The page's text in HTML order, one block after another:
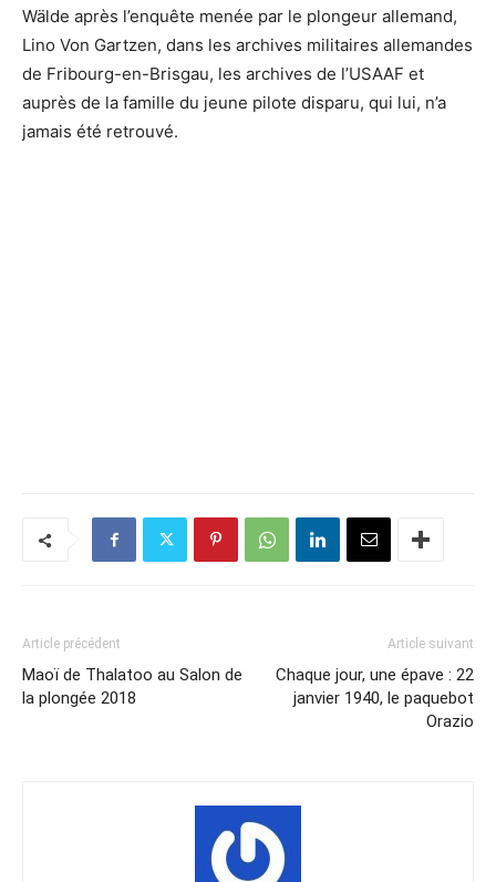
Wälde après l’enquête menée par le plongeur allemand,
Lino Von Gartzen, dans les archives militaires allemandes
de Fribourg-en-Brisgau, les archives de l’USAAF et
auprès de la famille du jeune pilote disparu, qui lui, n’a
jamais été retrouvé.
Article précédent
Maoï de Thalatoo au Salon de
la plongée 2018
Article suivant
Chaque jour, une épave : 22
janvier 1940, le paquebot
Orazio